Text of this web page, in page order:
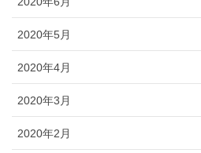
2020年5月
2020年4月
2020年3月
2020年2月